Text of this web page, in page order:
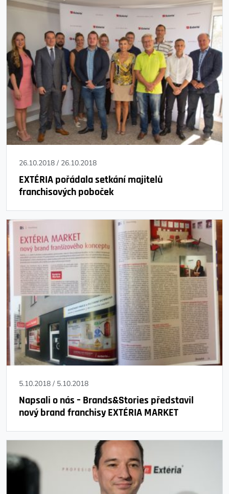
26.10.2018 / 26.10.2018
EXTÉRIA pořádala setkání majitelů
franchisových poboček
5.10.2018 / 5.10.2018
Napsali o nás – Brands&Stories představil
nový brand franchisy EXTÉRIA MARKET